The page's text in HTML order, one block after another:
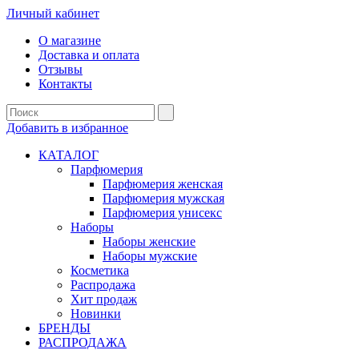
Личный кабинет
О магазине
Доставка и оплата
Отзывы
Контакты
Добавить в избранное
КАТАЛОГ
Парфюмерия
Парфюмерия женская
Парфюмерия мужская
Парфюмерия унисекс
Наборы
Наборы женские
Наборы мужские
Косметика
Распродажа
Хит продаж
Новинки
БРЕНДЫ
РАСПРОДАЖА